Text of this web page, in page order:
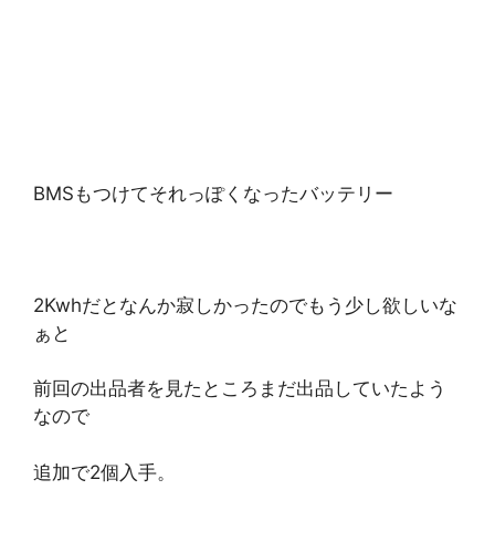
BMSもつけてそれっぽくなったバッテリー
2Kwhだとなんか寂しかったのでもう少し欲しいな
ぁと
前回の出品者を見たところまだ出品していたよう
なので
追加で2個入手。